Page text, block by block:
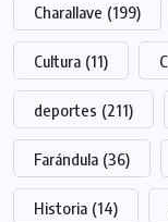
Charallave (199)
Cultura (11)
deportes (211)
Farándula (36)
Historia (14)